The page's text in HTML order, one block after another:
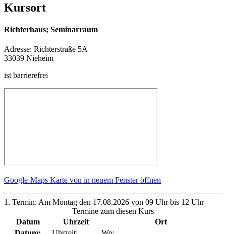
Kursort
Richterhaus; Seminarraum
Adresse: Richterstraße 5A
33039 Nieheim
ist barrierefrei
Google-Maps Karte von in neuem Fenster öffnen
1. Termin: Am Montag den 17.08.2026 von 09 Uhr bis 12 Uhr
Termine zum diesen Kurs
Datum
Uhrzeit
Ort